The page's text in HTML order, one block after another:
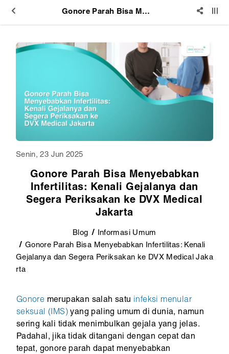
Gonore Parah Bisa Menyebabkan Infertilitas: Kenali Gejalanya dan Segera Periksakan ke DVX Medical Jakarta
Senin, 23 Jun 2025
Gonore Parah Bisa Menyebabkan
Infertilitas: Kenali Gejalanya dan
Segera Periksakan ke DVX Medical
Jakarta
Blog
Informasi Umum
Gonore Parah Bisa Menyebabkan Infertilitas: Kenali
Gejalanya dan Segera Periksakan ke DVX Medical Jaka
rta
Gonore merupakan salah satu infeksi menular
seksual (IMS) yang paling umum di dunia, namun
sering kali tidak menimbulkan gejala yang jelas.
Padahal, jika tidak ditangani dengan cepat dan
tepat, gonore parah dapat menyebabkan